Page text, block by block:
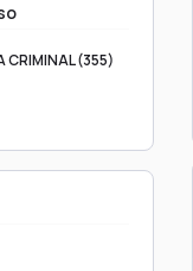
CRIMINAL (355)